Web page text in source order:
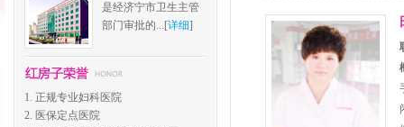
是经济宁市卫生主管
部门审批的...[详细]
1. 正规专业妇科医院
2. 医保定点医院